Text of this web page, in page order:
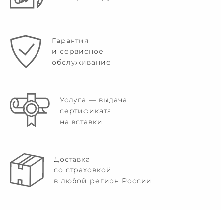
Гарантия
и сервисное
обслуживание
Услуга — выдача
сертификата
на вставки
Доставка
со страховкой
в любой регион России